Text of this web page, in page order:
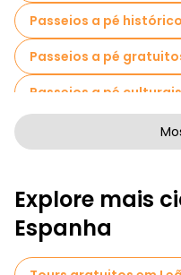
Passeios a pé
Passeios a pé
Passeios a pé
Passeios a pé
Passeios de Pub Crawl
Atividades esportivas
Passeios autoguiados
Explore mais
Espanha